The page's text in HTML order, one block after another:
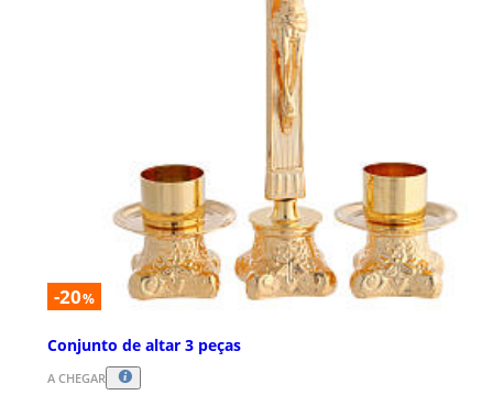
-20%
Conjunto de altar 3 peças
A CHEGAR